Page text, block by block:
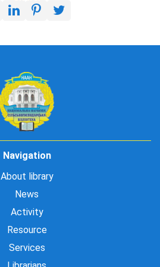
Navigation
About library
News
Activity
Resource
Services